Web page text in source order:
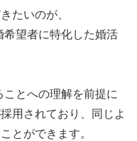
たいのが、
希望者に特化した婚活
とへの理解を前提に
用されており、同じよ
とができます。